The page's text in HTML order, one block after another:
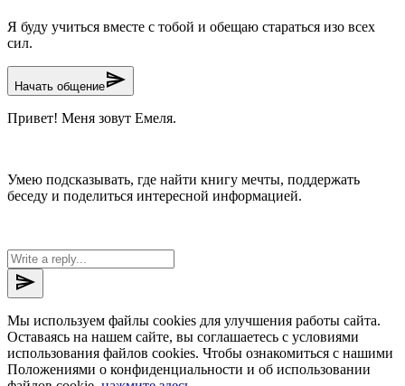
Я буду учиться вместе с тобой и обещаю стараться изо всех
сил.
Начать общениеsend
Привет! Меня зовут Емеля.
Умею подсказывать, где найти книгу мечты, поддержать
беседу и поделиться интересной информацией.
send
Мы используем файлы cookies для улучшения работы сайта.
Оставаясь на нашем сайте, вы соглашаетесь с условиями
использования файлов cookies. Чтобы ознакомиться с нашими
Положениями о конфиденциальности и об использовании